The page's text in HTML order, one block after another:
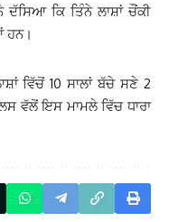
ਕਿ ਤਿੰਨੇ ਲਾਸ਼ਾਂ ਚੌਂਕੀ
ਹਨ।
ਵਿੱਚੋਂ 10 ਸਾਲਾਂ ਬੱਚੇ ਸਣੇ 2
ਵੱਲੋਂ ਇਸ ਮਾਮਲੇ ਵਿੱਚ ਧਾਰਾ